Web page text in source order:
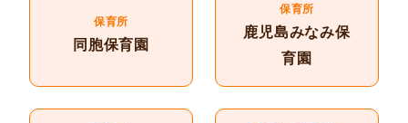
保育所
同胞保育園
保育所
鹿児島みなみ保
育園